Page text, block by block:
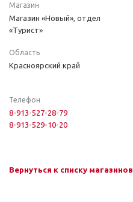
Магазин
Магазин «Новый», отдел
«Турист»
Область
Красноярский край
Телефон
8-913-527-28-79
8-913-529-10-20
Вернуться к списку магазинов